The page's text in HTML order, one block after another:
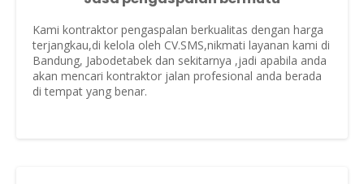
Kami kontraktor pengaspalan berkualitas dengan harga
terjangkau,di kelola oleh CV.SMS,nikmati layanan kami di
Bandung, Jabodetabek dan sekitarnya ,jadi apabila anda
akan mencari kontraktor jalan profesional anda berada
di tempat yang benar.